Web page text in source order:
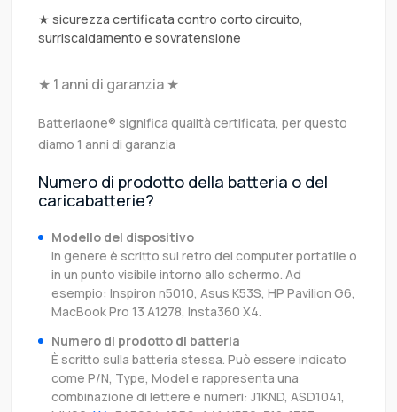
★ sicurezza certificata contro corto circuito,
surriscaldamento e sovratensione
★ 1 anni di garanzia ★
Batteriaone® significa qualità certificata, per questo
diamo 1 anni di garanzia
Numero di prodotto della batteria o del
caricabatterie?
Modello del dispositivo
In genere è scritto sul retro del computer portatile o
in un punto visibile intorno allo schermo. Ad
esempio: Inspiron n5010, Asus K53S, HP Pavilion G6,
MacBook Pro 13 A1278, Insta360 X4.
Numero di prodotto di batteria
È scritto sulla batteria stessa. Può essere indicato
come P/N, Type, Model e rappresenta una
combinazione di lettere e numeri: J1KND, ASD1041,